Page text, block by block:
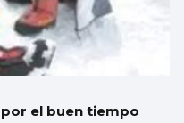
el buen tiempo